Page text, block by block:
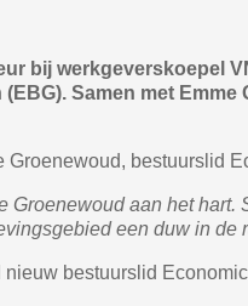
bij werkgeverskoepel
Samen met
bestuurslid
Groenewoud aan het
een duw in de
bestuurslid